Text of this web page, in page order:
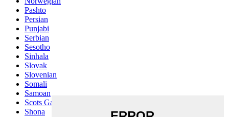
Pashto
Persian
Punjabi
Serbian
Sesotho
Sinhala
Slovak
Slovenian
Somali
Samoan
Scots Gaelic
Shona